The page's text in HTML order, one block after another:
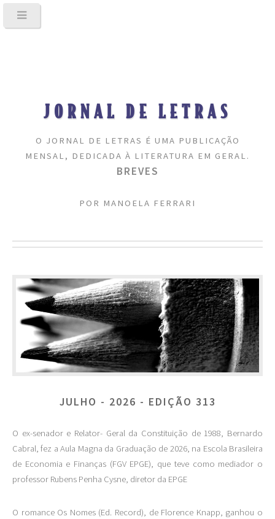
JORNAL DE LETRAS
O JORNAL DE LETRAS É UMA PUBLICAÇÃO
MENSAL, DEDICADA À LITERATURA EM GERAL.
BREVES
POR MANOELA FERRARI
JULHO - 2026 - EDIÇÃO 313
O ex-senador e Relator- Geral da Constituição de 1988, Bernardo
Cabral, fez a Aula Magna da Graduação de 2026, na Escola Brasileira
de Economia e Finanças (FGV EPGE), que teve como mediador o
professor Rubens Penha Cysne, diretor da EPGE
O romance Os Nomes (Ed. Record), de Florence Knapp, ganhou o